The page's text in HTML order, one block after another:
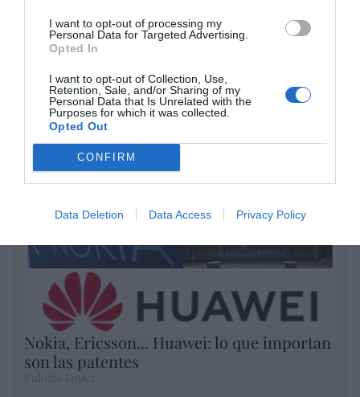
I want to opt-out of processing my
Personal Data for Targeted Advertising.
Opted In
I want to opt-out of Collection, Use,
Retention, Sale, and/or Sharing of my
Personal Data that Is Unrelated with the
Purposes for which it was collected.
Opted Out
CONFIRM
Data Deletion Data Access Privacy Policy
Artículos anteriores
Opinión
Enormes minucias
por Eulogio López
Nokia, Ericsson... Huawei: lo que importan
son las patentes